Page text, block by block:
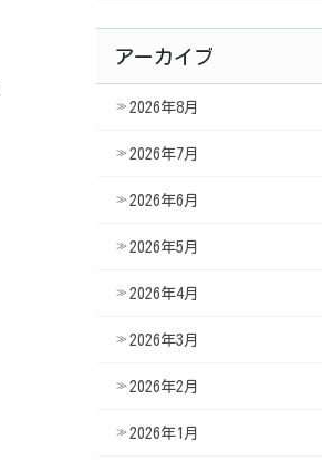
アーカイブ
2026年8月
2026年7月
2026年6月
2026年5月
2026年4月
2026年3月
2026年2月
2026年1月